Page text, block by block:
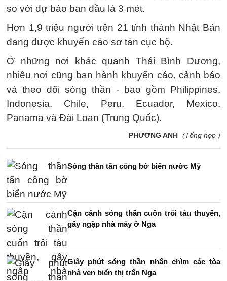
so với dự báo ban đầu là 3 mét.
Hơn 1,9 triệu người trên 21 tỉnh thành Nhật Bản
đang được khuyến cáo sơ tán cục bộ.
Ở những nơi khác quanh Thái Bình Dương,
nhiều nơi cũng ban hành khuyến cáo, cảnh báo
và theo dõi sóng thần - bao gồm Philippines,
Indonesia, Chile, Peru, Ecuador, Mexico,
Panama và Đài Loan (Trung Quốc).
PHƯƠNG ANH (Tổng hợp )
Sóng thần tấn công bờ biển nước Mỹ
Cận cảnh sóng thần cuốn trôi tàu thuyền,
gây ngập nhà máy ở Nga
Giây phút sóng thần nhấn chìm các tòa
nhà ven biển thị trấn Nga